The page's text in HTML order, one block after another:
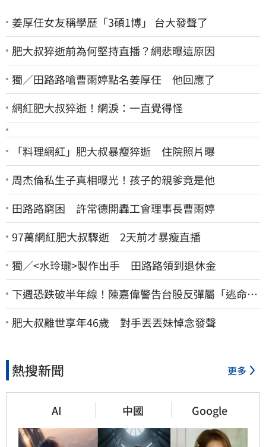
姜厚任女友稱學歷「3碩1博」 台大發聲了
肥大叔猝逝前為何堅持直播？網悲曝這原因
獨／田路路嗆曹雨婷點名姜厚任 他回應了
網紅肥大叔猝逝！網淚：一直覺得怪
「料理網紅」肥大叔暴瘦猝逝 住院照片曝
周杰倫私生子真相曝光！孩子的親爹竟是他
田路路窮困 許常德開轟工會理事長曹雨婷
97萬網紅肥大叔驟逝 2天前才暴瘦直播
獨／<水玲瓏>製作出手 田路路領到退休金
下週恐跌破半年線！陳嘉偉警告台股反彈屬「逃命
波」：空頭大屠殺剛開始
肥大叔離世享年46歲 對手丟丟妹悼念發聲
熱搜新聞 更多
AI 中國 Google